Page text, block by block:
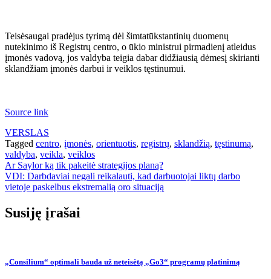
Teisėsaugai pradėjus tyrimą dėl šimtatūkstantinių duomenų
nutekinimo iš Registrų centro, o ūkio ministrui pirmadienį atleidus
įmonės vadovą, jos valdyba teigia dabar didžiausią dėmesį skirianti
sklandžiam įmonės darbui ir veiklos tęstinumui.
Source link
VERSLAS
Tagged centro, įmonės, orientuotis, registrų, sklandžią, tęstinumą,
valdyba, veikla, veiklos
Navigacija
tarp
Ar Saylor ką tik pakeitė strategijos planą?
VDI: Darbdaviai negali reikalauti, kad darbuotojai liktų darbo
vietoje paskelbus ekstremalią oro situaciją
Susiję įrašai
„Consilium“ optimali bauda už neteisėtą „Go3“ programų platinimą